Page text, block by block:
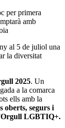
per primera
amb
al 5 de juliol una
la diversitat
2025. Un
a la comarca
ells amb la
oberts, segurs i
LGBTIQ+.